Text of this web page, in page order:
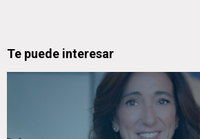
Te puede interesar